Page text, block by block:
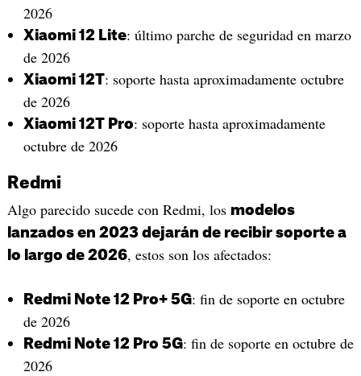
2026
Xiaomi 12 Lite: último parche de seguridad en marzo
de 2026
Xiaomi 12T: soporte hasta aproximadamente octubre
de 2026
Xiaomi 12T Pro: soporte hasta aproximadamente
octubre de 2026
Redmi
Algo parecido sucede con Redmi, los modelos
lanzados en 2023 dejarán de recibir soporte a
lo largo de 2026, estos son los afectados:
Redmi Note 12 Pro+ 5G: fin de soporte en octubre
de 2026
Redmi Note 12 Pro 5G: fin de soporte en octubre de
2026